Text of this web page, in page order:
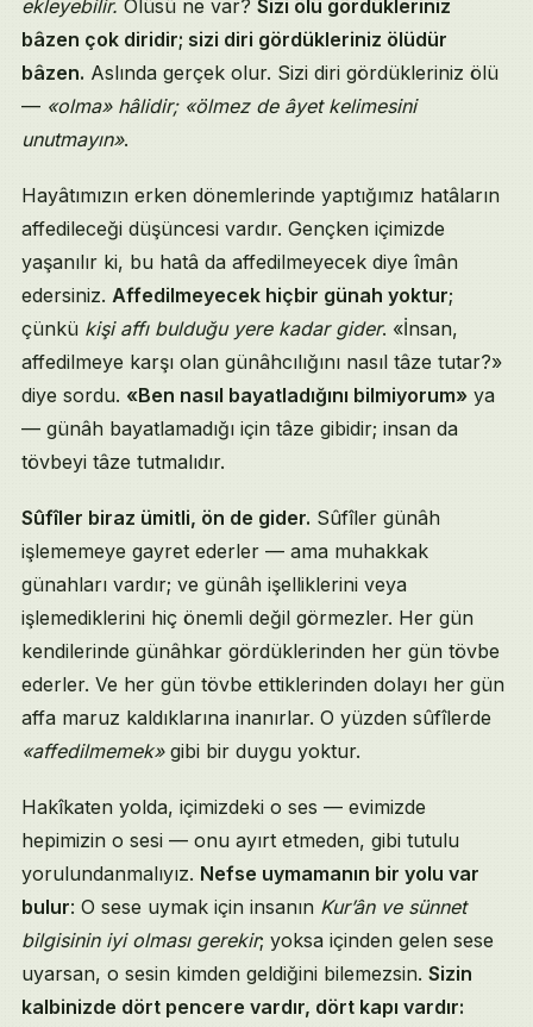
ekleyebilir. Ölüsü ne var? Sizi ölü gördükleriniz
bâzen çok diridir; sizi diri gördükleriniz ölüdür
bâzen. Aslında gerçek olur. Sizi diri gördükleriniz ölü
— «olma» hâlidir; «ölmez de âyet kelimesini
unutmayın».
Hayâtımızın erken dönemlerinde yaptığımız hatâların
affedileceği düşüncesi vardır. Gençken içimizde
yaşanılır ki, bu hatâ da affedilmeyecek diye îmân
edersiniz. Affedilmeyecek hiçbir günah yoktur;
çünkü kişi affı bulduğu yere kadar gider. «İnsan,
affedilmeye karşı olan günâhcılığını nasıl tâze tutar?»
diye sordu. «Ben nasıl bayatladığını bilmiyorum» ya
— günâh bayatlamadığı için tâze gibidir; insan da
tövbeyi tâze tutmalıdır.
Sûfîler biraz ümitli, ön de gider. Sûfîler günâh
işlememeye gayret ederler — ama muhakkak
günahları vardır; ve günâh işelliklerini veya
işlemediklerini hiç önemli değil görmezler. Her gün
kendilerinde günâhkar gördüklerinden her gün tövbe
ederler. Ve her gün tövbe ettiklerinden dolayı her gün
affa maruz kaldıklarına inanırlar. O yüzden sûfîlerde
«affedilmemek»gibi bir duygu yoktur.
Hakîkaten yolda, içimizdeki o ses — evimizde
hepimizin o sesi — onu ayırt etmeden, gibi tutulu
yorulundanmalıyız. Nefse uymamanın bir yolu var
bulur: O sese uymak için insanın Kur’ân ve sünnet
bilgisinin iyi olması gerekir; yoksa içinden gelen sese
uyarsan, o sesin kimden geldiğini bilemezsin. Sizin
kalbinizde dört pencere vardır, dört kapı vardır: